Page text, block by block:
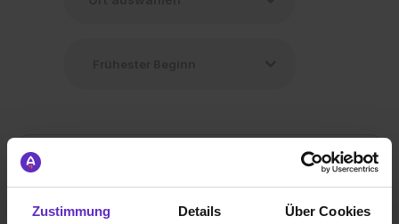
Zustimmung Details Über Cookies
Ausbildung Pflegefachmann/-frau (m/w/d)